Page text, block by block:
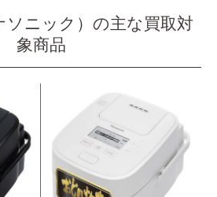
ソニック）の主な買取対
象商品